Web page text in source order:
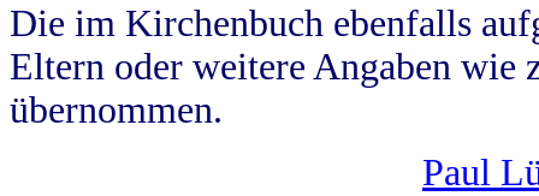
Die im Kirchenbuch ebenfalls
Eltern oder weitere Angaben wie
übernommen.
Paul